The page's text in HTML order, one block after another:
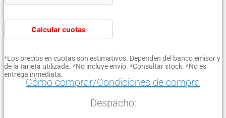
Calcular cuotas
*Los precios en cuotas son estimativos. Dependen del banco emisor y
de la tarjeta utilizada. *No incluye envío. *Consultar stock. *No es
entrega inmediata.
Cómo comprar/Condiciones de compra
Despacho: